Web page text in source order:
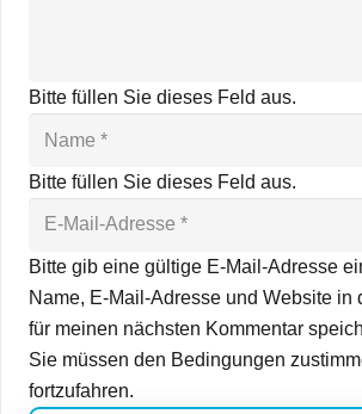
Bitte füllen Sie dieses Feld aus.
Bitte füllen Sie dieses Feld aus.
Bitte gib eine gültige E-Mail-Adresse
Name, E-Mail-Adresse und Website in
für meinen nächsten Kommentar
Sie müssen den Bedingungen
fortzufahren.